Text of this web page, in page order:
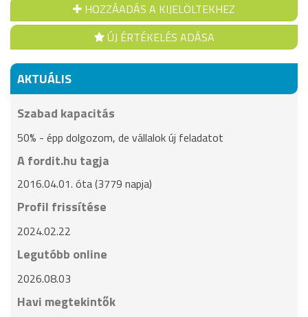
HOZZÁADÁS A KIJELÖLTEKHEZ
ÚJ ÉRTÉKELÉS ADÁSA
AKTUÁLIS
Szabad kapacitás
50% - épp dolgozom, de vállalok új feladatot
A fordit.hu tagja
2016.04.01. óta (3779 napja)
Profil frissítése
2024.02.22
Legutóbb online
2026.08.03
Havi megtekintők